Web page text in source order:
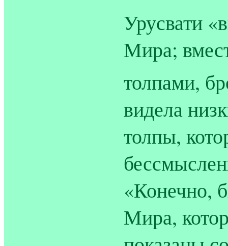
Урусвати
Мира;
толпами,
видела
толпы,
«Конечно,
Мира,